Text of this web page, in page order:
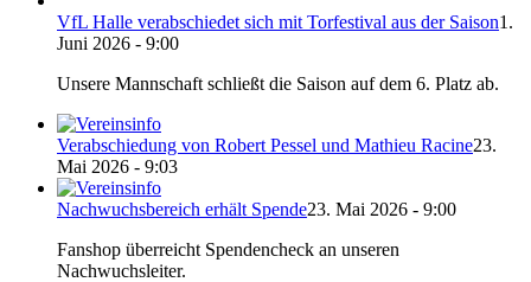
VfL Halle verabschiedet sich mit Torfestival aus der Saison1.
Juni 2026 - 9:00
Unsere Mannschaft schließt die Saison auf dem 6. Platz ab.
Verabschiedung von Robert Pessel und Mathieu Racine23.
Mai 2026 - 9:03
Nachwuchsbereich erhält Spende23. Mai 2026 - 9:00
Fanshop überreicht Spendencheck an unseren
Nachwuchsleiter.